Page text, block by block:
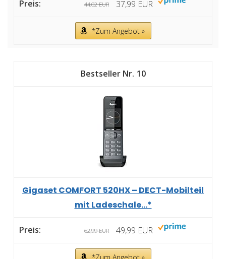
44,02 EUR 37,99 EUR
*Zum Angebot »
10
Gigaset COMFORT 520HX – DECT-Mobilteil
mit Ladeschale...*
62,99 EUR 49,99 EUR